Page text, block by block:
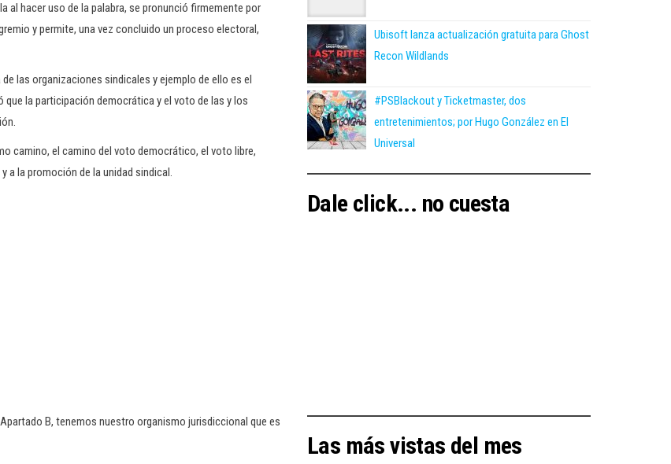
al hacer uso de la palabra, se pronunció firmemente por
y permite, una vez concluido un proceso electoral,
las organizaciones sindicales y ejemplo de ello es el
que la participación democrática y el voto de las y los
camino, el camino del voto democrático, el voto libre,
a la promoción de la unidad sindical.
B, tenemos nuestro organismo jurisdiccional que es
Ubisoft lanza actualización gratuita para Ghost
Recon Wildlands
#PSBlackout y Ticketmaster, dos
entretenimientos; por Hugo González en El
Universal
Dale click... no cuesta
Las más vistas del mes